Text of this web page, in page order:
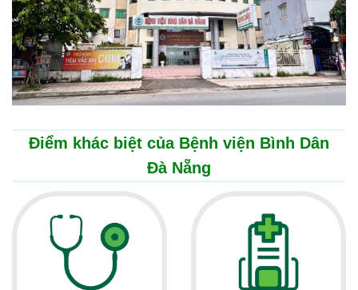
Điểm khác biệt của Bệnh viện Bình Dân
Đà Nẵng